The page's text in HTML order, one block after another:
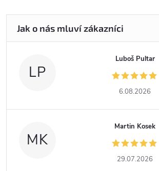
LP
Luboš Pultar
6.08.2026
MK
Martin Kosek
29.07.2026